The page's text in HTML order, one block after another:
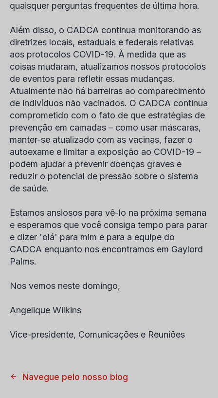
quaisquer perguntas frequentes de última hora.
Além disso, o CADCA continua monitorando as
diretrizes locais, estaduais e federais relativas
aos protocolos COVID-19. À medida que as
coisas mudaram, atualizamos nossos protocolos
de eventos para refletir essas mudanças.
Atualmente não há barreiras ao comparecimento
de indivíduos não vacinados. O CADCA continua
comprometido com o fato de que estratégias de
prevenção em camadas – como usar máscaras,
manter-se atualizado com as vacinas, fazer o
autoexame e limitar a exposição ao COVID-19 –
podem ajudar a prevenir doenças graves e
reduzir o potencial de pressão sobre o sistema
de saúde.
Estamos ansiosos para vê-lo na próxima semana
e esperamos que você consiga tempo para parar
e dizer 'olá' para mim e para a equipe do
CADCA enquanto nos encontramos em Gaylord
Palms.
Nos vemos neste domingo,
Angelique Wilkins
Vice-presidente, Comunicações e Reuniões
Navegue pelo nosso blog